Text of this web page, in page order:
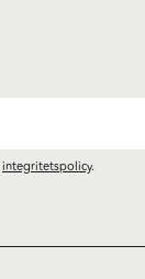
integritetspolicy.